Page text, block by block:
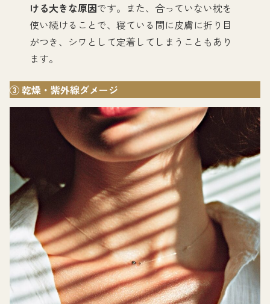
ける大きな原因です。また、合っていない枕を
使い続けることで、寝ている間に皮膚に折り目
がつき、シワとして定着してしまうこともあり
ます。
③ 乾燥・紫外線ダメージ